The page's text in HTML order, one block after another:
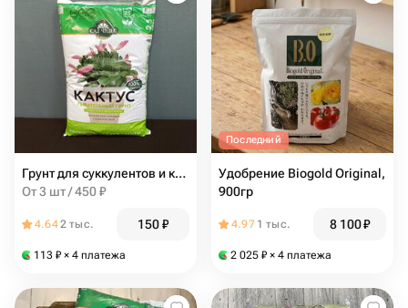
Грунт для суккулентов и кактусов
От 3 шт / 450 ₽
4.642 тыс. 150₽
113 ₽ × 4 платежа
Последний
Удобрение Biogold Original,
900гр
4.97 1 тыс. 8 100₽
2 025 ₽ × 4 платежа